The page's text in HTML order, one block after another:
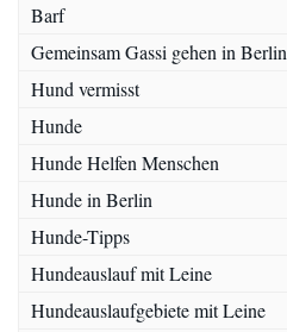
Barf
Gemeinsam Gassi gehen in Berlin
Hund vermisst
Hunde
Hunde Helfen Menschen
Hunde in Berlin
Hunde-Tipps
Hundeauslauf mit Leine
Hundeauslaufgebiete mit Leine